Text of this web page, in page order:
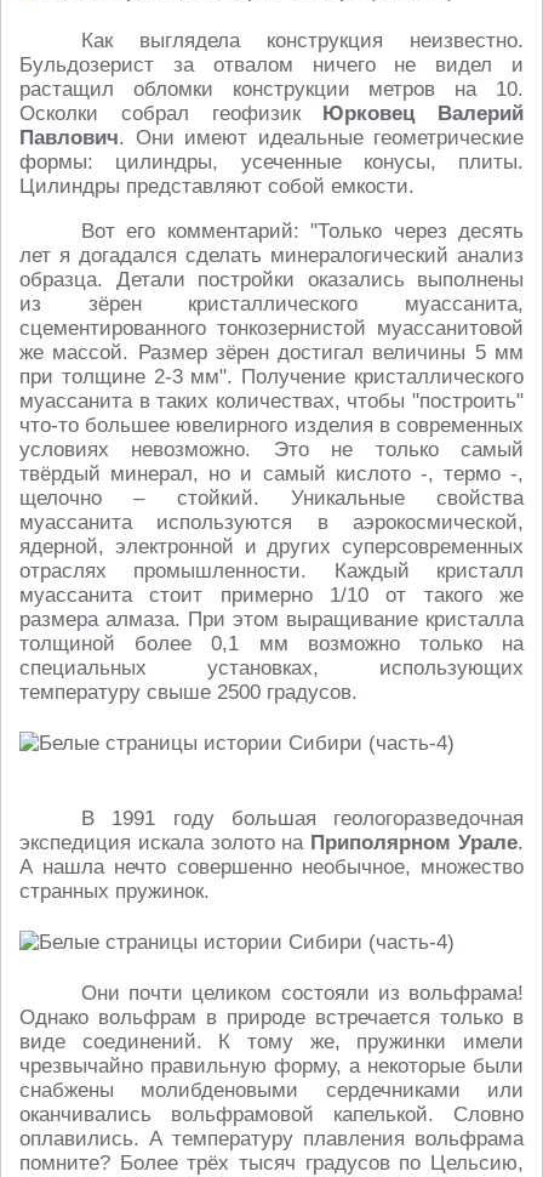
Как выглядела конструкция неизвестно.
Бульдозерист за отвалом ничего не видел и
растащил обломки конструкции метров на 10.
Осколки собрал геофизик Юрковец Валерий
Павлович. Они имеют идеальные геометрические
формы: цилиндры, усеченные конусы, плиты.
Цилиндры представляют собой емкости.
Вот его комментарий: "Только через десять
лет я догадался сделать минералогический анализ
образца. Детали постройки оказались выполнены
из зёрен кристаллического муассанита,
сцементированного тонкозернистой муассанитовой
же массой. Размер зёрен достигал величины 5 мм
при толщине 2-3 мм". Получение кристаллического
муассанита в таких количествах, чтобы "построить"
что-то большее ювелирного изделия в современных
условиях невозможно. Это не только самый
твёрдый минерал, но и самый кислото -, термо -,
щелочно – стойкий. Уникальные свойства
муассанита используются в аэрокосмической,
ядерной, электронной и других суперсовременных
отраслях промышленности. Каждый кристалл
муассанита стоит примерно 1/10 от такого же
размера алмаза. При этом выращивание кристалла
толщиной более 0,1 мм возможно только на
специальных установках, использующих
температуру свыше 2500 градусов.
В 1991 году большая геологоразведочная
экспедиция искала золото на Приполярном Урале.
А нашла нечто совершенно необычное, множество
странных пружинок.
Они почти целиком состояли из вольфрама!
Однако вольфрам в природе встречается только в
виде соединений. К тому же, пружинки имели
чрезвычайно правильную форму, а некоторые были
снабжены молибденовыми сердечниками или
оканчивались вольфрамовой капелькой. Словно
оплавились. А температуру плавления вольфрама
помните? Более трёх тысяч градусов по Цельсию,